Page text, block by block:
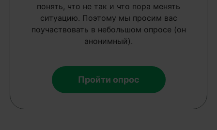
понять, что не так и что пора менять
ситуацию. Поэтому мы просим вас
поучаствовать в небольшом опросе (он
анонимный).
Пройти опрос